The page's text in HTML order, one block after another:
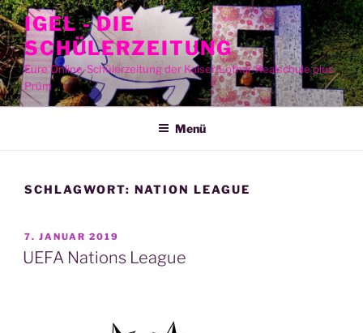
Zum
Inhalt
springen
IGEL - DIE
SCHÜLERZEITUNG
Eure Online-Schülerzeitung der Kaiser-Lothar-Realschule plus
Prüm
Menü
SCHLAGWORT: NATION LEAGUE
VERÖFFENTLICHT
AM
7. JANUAR 2019
UEFA Nations League